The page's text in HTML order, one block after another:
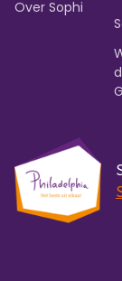
Over Sophi